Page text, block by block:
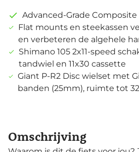
Advanced-Grade Composite
Flat mounts en steekassen
en verbeteren de algehele
Shimano 105 2x11-speed
tandwiel en 11x30 cassette
Giant P-R2 Disc wielset met
banden (25mm), ruimte tot
Omschrijving